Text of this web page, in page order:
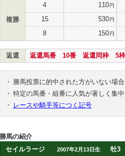
複勝
4 110円
15 530円
8 150円
返還 返還馬番 10番 返還同枠 5枠
・ 勝馬投票に的中された方がいない場
・ 特定の馬番・組番に人気が著しく集中
・
レースや騎手等につく記号
勝馬の紹介
セイルラージ
2007年2月13日生 牡3